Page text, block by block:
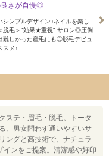
良さが自慢◎
ンプルデザイン♪ネイルを楽し
脱毛＞"効果★重視" サロン◎圧倒
難しかった産毛にも◎脱毛デビュ
スメ♪
ステ・眉毛・脱毛。トータ
、男女問わず通いやすいサ
ングと高技術で、ナチュラ
インをご提案。清潔感や好印